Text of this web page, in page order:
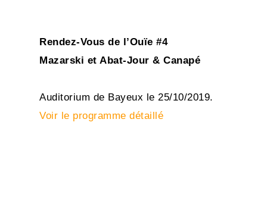
Rendez-Vous de l’Ouïe #4
Mazarski et Abat-Jour & Canapé
Auditorium de Bayeux le 25/10/2019.
Voir le programme détaillé